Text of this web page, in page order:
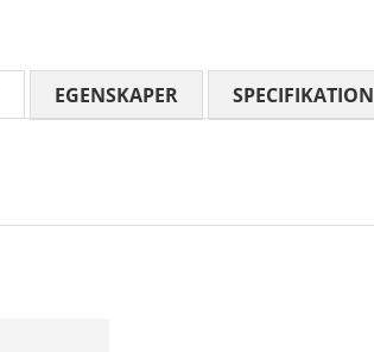
EGENSKAPER SPECIFIKATION